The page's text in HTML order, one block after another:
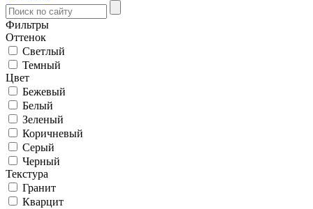
Фильтры
Оттенок
Светлый
Темный
Цвет
Бежевый
Белый
Зеленый
Коричневый
Серый
Черный
Текстура
Гранит
Кварцит